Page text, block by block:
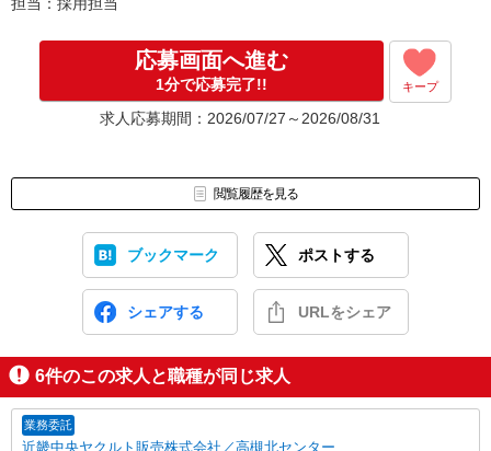
応募画面へ進む
1分で応募完了!! キープ
求人応募期間：2026/07/27～2026/08/31
閲覧履歴を見る
ブックマーク ポストする
シェアする URLをシェア
6件のこの求人と職種が同じ求人
業務委託
近畿中央ヤクルト販売株式会社／高槻北センター